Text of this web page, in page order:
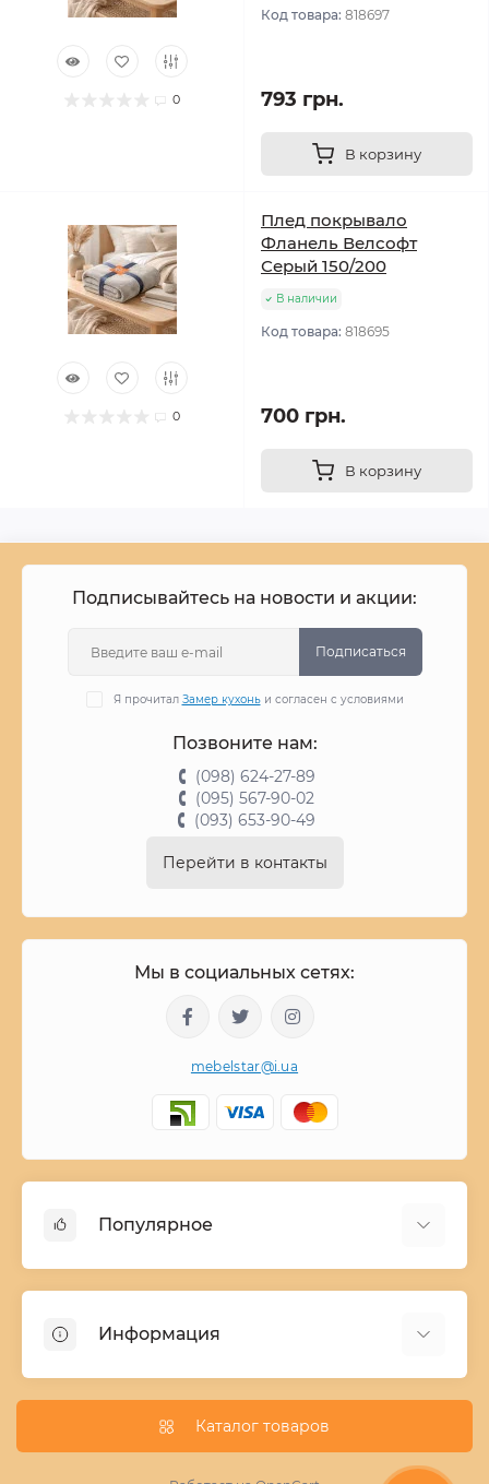
0
Код товара: 818697
793 грн.
В корзину
0
Плед покрывало
Фланель Велсофт
Серый 150/200
В наличии
Код товара: 818695
700 грн.
В корзину
Подписывайтесь на новости и акции:
Подписаться
Я прочитал Замер кухоньи согласен с условиями
Позвоните нам:
(098) 624-27-89
(095) 567-90-02
(093) 653-90-49
Перейти в контакты
Мы в социальных сетях:
mebelstar@i.ua
Популярное
Шкафы купе ширина 90-210 cм высота 220 cм
Комоды из дерева
Кухни
Информация
Условия поставки мебели
Каталог товаров